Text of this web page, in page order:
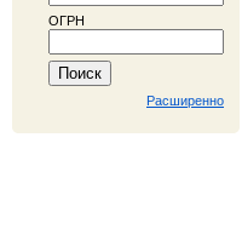
ОГРН
Расширенно